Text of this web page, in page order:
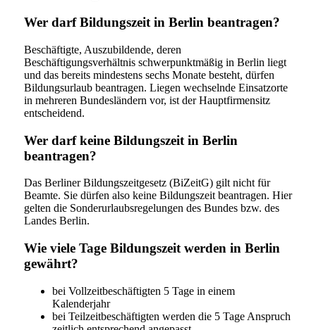
Wer darf Bildungszeit in Berlin beantragen?
Beschäftigte, Auszubildende, deren
Beschäftigungsverhältnis schwerpunktmäßig in Berlin liegt
und das bereits mindestens sechs Monate besteht, dürfen
Bildungsurlaub beantragen. Liegen wechselnde Einsatzorte
in mehreren Bundesländern vor, ist der Hauptfirmensitz
entscheidend.
Wer darf keine Bildungszeit in Berlin
beantragen?
Das Berliner Bildungszeitgesetz (BiZeitG) gilt nicht für
Beamte. Sie dürfen also keine Bildungszeit beantragen. Hier
gelten die Sonderurlaubsregelungen des Bundes bzw. des
Landes Berlin.
Wie viele Tage Bildungszeit werden in Berlin
gewährt?
bei Vollzeitbeschäftigten 5 Tage in einem
Kalenderjahr
bei Teilzeitbeschäftigten werden die 5 Tage Anspruch